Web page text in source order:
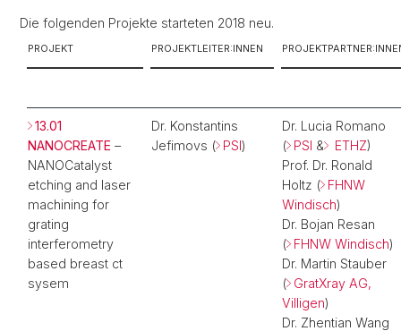
Die folgenden Projekte starteten 2018 neu.
PROJEKT PROJEKTLEITER:INNEN
13.01
NANOCREATE –
NANOCatalyst
etching and laser
machining for
grating
interferometry
based breast ct
sysem
Dr. Konstantins
Jefimovs ( PSI)
Dr. Lucia Romano
( PSI & ETHZ)
Prof. Dr. Ronald
Holtz ( FHNW
Windisch)
Dr. Bojan Resan
( FHNW Windisch)
Dr. Martin Stauber
( GratXray AG,
Villigen)
Dr. Zhentian Wang